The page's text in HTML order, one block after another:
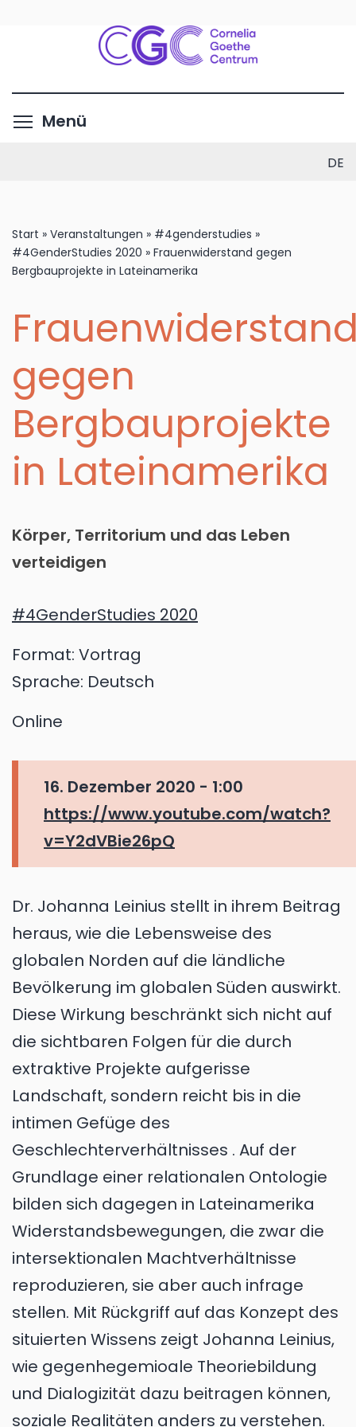
Inhalt
Menü
DE
Start » Veranstaltungen » #4genderstudies »
#4GenderStudies 2020 » Frauenwiderstand gegen
Bergbauprojekte in Lateinamerika
gegen
Bergbauprojekte
in Lateinamerika
Körper, Territorium und das Leben
verteidigen
#4GenderStudies 2020
Format: Vortrag
Sprache: Deutsch
Online
16. Dezember 2020 - 1:00
https://www.youtube.com/watch?
v=Y2dVBie26pQ
Dr. Johanna Leinius stellt in ihrem Beitrag
heraus, wie die Lebensweise des
globalen Norden auf die ländliche
Bevölkerung im globalen Süden auswirkt.
Diese Wirkung beschränkt sich nicht auf
die sichtbaren Folgen für die durch
extraktive Projekte aufgerisse
Landschaft, sondern reicht bis in die
intimen Gefüge des
Geschlechterverhältnisses . Auf der
Grundlage einer relationalen Ontologie
bilden sich dagegen in Lateinamerika
Widerstandsbewegungen, die zwar die
intersektionalen Machtverhältnisse
reproduzieren, sie aber auch infrage
stellen. Mit Rückgriff auf das Konzept des
situierten Wissens zeigt Johanna Leinius,
wie gegenhegemioale Theoriebildung
und Dialogizität dazu beitragen können,
soziale Realitäten anders zu verstehen.